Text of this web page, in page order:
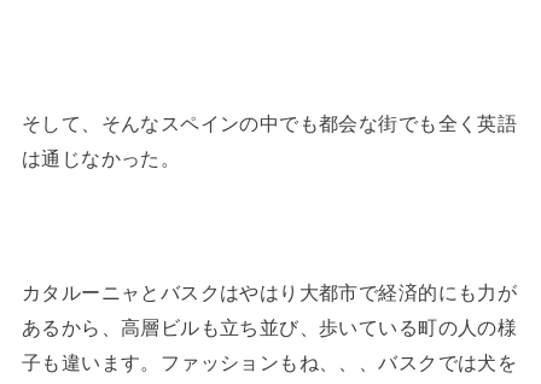
そして、そんなスペインの中でも都会な街でも全く英語
は通じなかった。
カタルーニャとバスクはやはり大都市で経済的にも力が
あるから、高層ビルも立ち並び、歩いている町の人の様
子も違います。ファッションもね、、、バスクでは犬を